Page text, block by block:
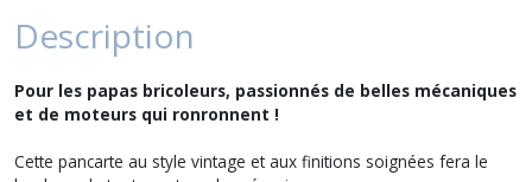
Description
Pour les papas bricoleurs, passionnés de belles mécaniques
et de moteurs qui ronronnent !
Cette pancarte au style vintage et aux finitions soignées fera le